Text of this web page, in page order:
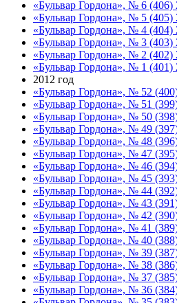
«Бульвар Гордона», № 6 (406)
«Бульвар Гордона», № 5 (405)
«Бульвар Гордона», № 4 (404)
«Бульвар Гордона», № 3 (403)
«Бульвар Гордона», № 2 (402)
«Бульвар Гордона», № 1 (401)
2012 год
«Бульвар Гордона», № 52
«Бульвар Гордона», № 51
«Бульвар Гордона», № 50
«Бульвар Гордона», № 49
«Бульвар Гордона», № 48
«Бульвар Гордона», № 47
«Бульвар Гордона», № 46
«Бульвар Гордона», № 45
«Бульвар Гордона», № 44
«Бульвар Гордона», № 43
«Бульвар Гордона», № 42
«Бульвар Гордона», № 41
«Бульвар Гордона», № 40
«Бульвар Гордона», № 39
«Бульвар Гордона», № 38
«Бульвар Гордона», № 37
«Бульвар Гордона», № 36